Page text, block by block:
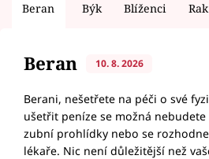
Beran Býk Blíženci Rak
Beran 10. 8. 2026
Berani, nešetřete na péči o své
ušetřit peníze se možná
zubní prohlídky nebo se
lékaře. Nic není důležitější než